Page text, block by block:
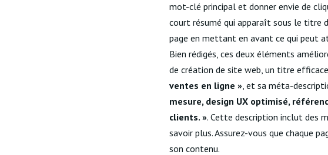
mot-clé principal et donner envie de
court résumé qui apparaît sous le titre
page en mettant en avant ce qui peut
Bien rédigés, ces deux éléments
de création de site web, un titre
ventes en ligne », et sa méta-
mesure, design UX optimisé,
clients. ». Cette description inclut des
savoir plus. Assurez-vous que chaque
son contenu.